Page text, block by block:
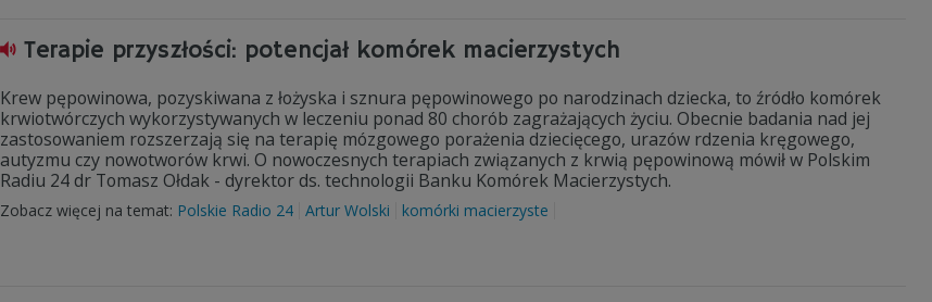
Terapie przyszłości: potencjał komórek macierzystych
Krew pępowinowa, pozyskiwana z łożyska i sznura pępowinowego po narodzinach dziecka, to źródło komórek
krwiotwórczych wykorzystywanych w leczeniu ponad 80 chorób zagrażających życiu. Obecnie badania nad jej
zastosowaniem rozszerzają się na terapię mózgowego porażenia dziecięcego, urazów rdzenia kręgowego,
autyzmu czy nowotworów krwi. O nowoczesnych terapiach związanych z krwią pępowinową mówił w Polskim
Radiu 24 dr Tomasz Ołdak - dyrektor ds. technologii Banku Komórek Macierzystych.
Zobacz więcej na temat: Polskie Radio 24 Artur Wolski komórki macierzyste